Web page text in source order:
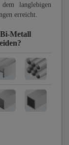
langlebigen
erreicht.
Metall